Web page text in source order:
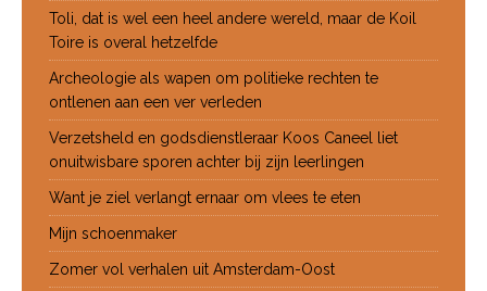
Toli, dat is wel een heel andere wereld, maar de Koil
Toire is overal hetzelfde
Archeologie als wapen om politieke rechten te
ontlenen aan een ver verleden
Verzetsheld en godsdienstleraar Koos Caneel liet
onuitwisbare sporen achter bij zijn leerlingen
Want je ziel verlangt ernaar om vlees te eten
Mijn schoenmaker
Zomer vol verhalen uit Amsterdam-Oost